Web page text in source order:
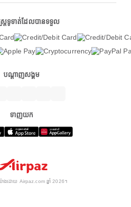
ត្រទូទាត់ដែលបានទទួល
បណ្តាញសង្គម
ទាញយក
យ៉ាងដោយ Airpaz.com ឆ្នាំ 2026។